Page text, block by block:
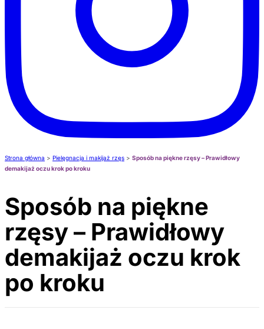
Strona główna > Pielęgnacja i makijaż rzęs > Sposób na piękne rzęsy – Prawidłowy
demakijaż oczu krok po kroku
Sposób na piękne
rzęsy – Prawidłowy
demakijaż oczu krok
po kroku